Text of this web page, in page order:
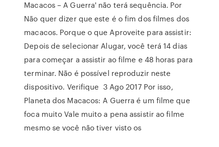
Macacos – A Guerra' não terá sequência. Por
Não quer dizer que este é o fim dos filmes dos
macacos. Porque o que Aproveite para assistir:
Depois de selecionar Alugar, você terá 14 dias
para começar a assistir ao filme e 48 horas para
terminar. Não é possível reproduzir neste
dispositivo. Verifique 3 Ago 2017 Por isso,
Planeta dos Macacos: A Guerra é um filme que
foca muito Vale muito a pena assistir ao filme
mesmo se você não tiver visto os